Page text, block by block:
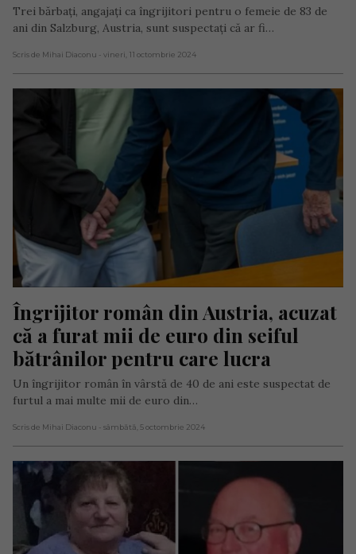
Trei bărbați, angajați ca îngrijitori pentru o femeie de 83 de
ani din Salzburg, Austria, sunt suspectați că ar fi…
Scris de Mihai Diaconu - vineri, 11 octombrie 2024
Îngrijitor român din Austria, acuzat
că a furat mii de euro din seiful
bătrânilor pentru care lucra
Un îngrijitor român în vârstă de 40 de ani este suspectat de
furtul a mai multe mii de euro din…
Scris de Mihai Diaconu - sâmbătă, 5 octombrie 2024